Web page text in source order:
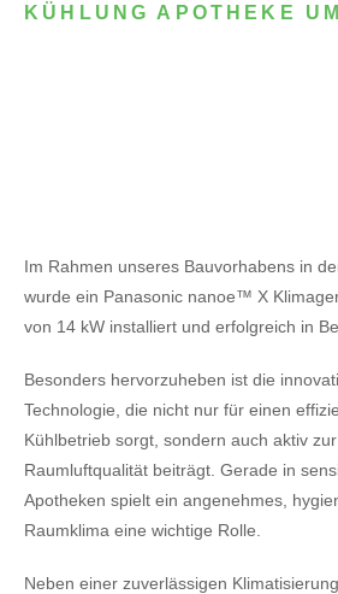
KÜHLUNG APOTHEKE
Im Rahmen unseres Bauvorhabens in
wurde ein Panasonic nanoe™ X
von 14 kW installiert und erfolgreich in
Besonders hervorzuheben ist die
Technologie, die nicht nur für einen
Kühlbetrieb sorgt, sondern auch aktiv
Raumluftqualität beiträgt. Gerade in
Apotheken spielt ein angenehmes,
Raumklima eine wichtige Rolle.
Neben einer zuverlässigen